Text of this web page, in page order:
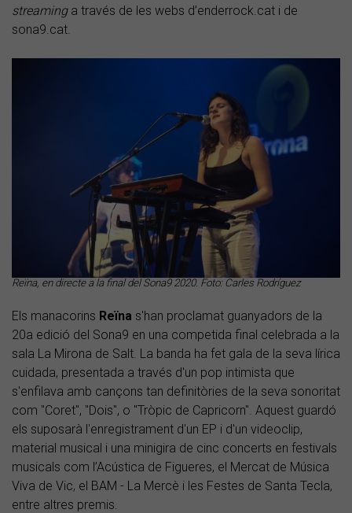
streaminga través de les webs d’enderrock.cat i de
sona9.cat.
Reïna, en directe a la final del Sona9 2020. Foto: Carles Rodríguez
Els manacorins Reïna s'han proclamat guanyadors de la
20a edició del Sona9 en una competida final celebrada a la
sala La Mirona de Salt. La banda ha fet gala de la seva lírica
cuidada, presentada a través d'un pop intimista que
s'enfilava amb cançons tan definitòries de la seva sonoritat
com "Coret", "Dois", o "Tròpic de Capricorn". Aquest guardó
els suposarà l'enregistrament d'un EP i d'un videoclip,
material musical i una minigira de cinc concerts en festivals
musicals com l’Acústica de Figueres, el Mercat de Música
Viva de Vic, el BAM - La Mercè i les Festes de Santa Tecla,
entre altres premis.